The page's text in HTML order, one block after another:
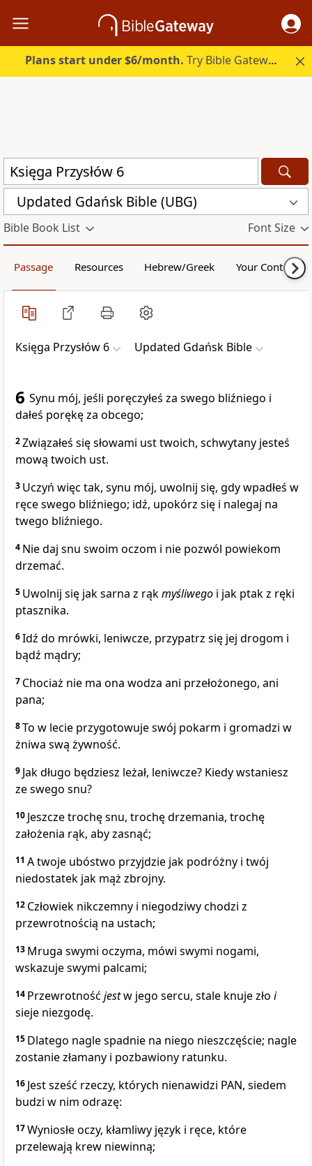
Plans start under $6/month. Try Bible Gateway Plus.
Updated Gdańsk Bible (UBG)
Bible Book List Font Size
Passage Resources Hebrew/Greek Your Content
Księga Przysłów 6 Updated Gdańsk Bible
6 Synu mój, jeśli poręczyłeś za swego bliźniego i
dałeś porękę za obcego;
2Związałeś się słowami ust twoich, schwytany jesteś
mową twoich ust.
3 Uczyń więc tak, synu mój, uwolnij się, gdy wpadłeś w
ręce swego bliźniego; idź, upokórz się i nalegaj na
twego bliźniego.
4 Nie daj snu swoim oczom i nie pozwól powiekom
drzemać.
5 Uwolnij się jak sarna z rąkmyśliwego i jak ptak z ręki
ptasznika.
6Idź do mrówki, leniwcze, przypatrz się jej drogom i
bądź mądry;
7 Chociaż nie ma ona wodza ani przełożonego, ani
pana;
8To w lecie przygotowuje swój pokarm i gromadzi w
żniwa swą żywność.
9 Jak długo będziesz leżał, leniwcze? Kiedy wstaniesz
ze swego snu?
10 Jeszcze trochę snu, trochę drzemania, trochę
założenia rąk, aby zasnąć;
11 A twoje ubóstwo przyjdzie jak podróżny i twój
niedostatek jak mąż zbrojny.
12 Człowiek nikczemny i niegodziwy chodzi z
przewrotnością na ustach;
13 Mruga swymi oczyma, mówi swymi nogami,
wskazuje swymi palcami;
14 Przewrotność jestw jego sercu, stale knuje zło i
sieje niezgodę.
15 Dlatego nagle spadnie na niego nieszczęście; nagle
zostanie złamany i pozbawiony ratunku.
16 Jest sześć rzeczy, których nienawidzi PAN, siedem
budzi w nim odrazę:
17Wyniosłe oczy, kłamliwy język i ręce, które
przelewają krew niewinną;